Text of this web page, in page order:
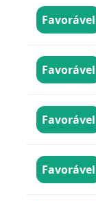
Favorável
Favorável
Favorável
Favorável